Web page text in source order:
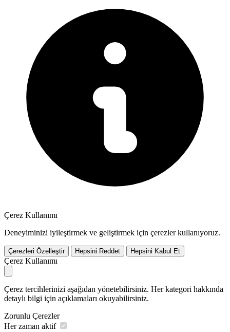
Çerez Kullanımı
Deneyiminizi iyileştirmek ve geliştirmek için çerezler kullanıyoruz.
Çerezleri Özelleştir Hepsini Reddet Hepsini Kabul Et
Çerez Kullanımı
Çerez tercihlerinizi aşağıdan yönetebilirsiniz. Her kategori hakkında
detaylı bilgi için açıklamaları okuyabilirsiniz.
Zorunlu Çerezler
Her zaman aktif